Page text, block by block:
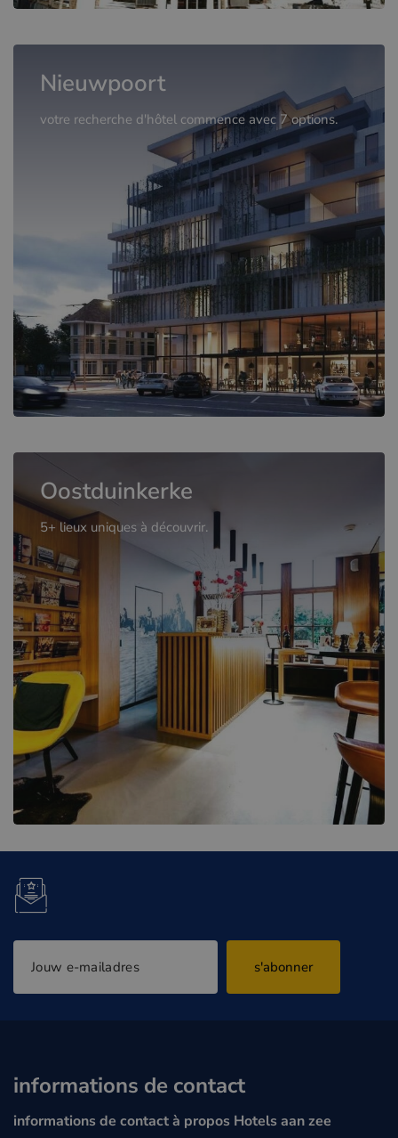
Nieuwpoort
votre recherche d'hôtel commence avec 7 options.
Oostduinkerke
5+ lieux uniques à découvrir.
s'abonner
informations de contact
informations de contact à propos Hotels aan zee